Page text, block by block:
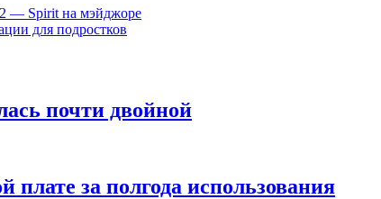
— Spirit на мэйджоре
для подростков
почти двойной
плате за полгода использования